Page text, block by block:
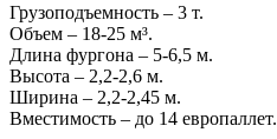
Грузоподъемность – 3 т.
Объем – 18-25 м³.
Длина фургона – 5-6,5 м.
Высота – 2,2-2,6 м.
Ширина – 2,2-2,45 м.
Вместимость – до 14 европаллет.